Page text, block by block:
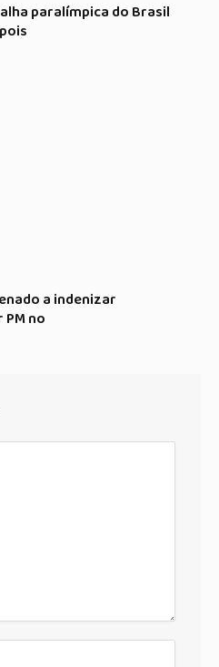
paralímpica do Brasil
a indenizar
no